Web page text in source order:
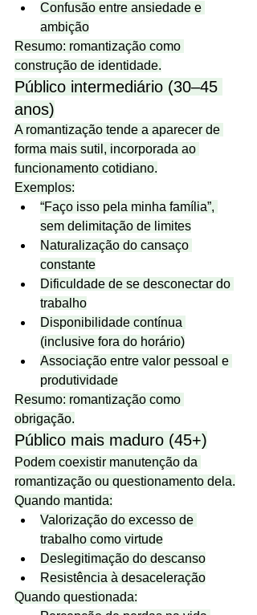
Confusão entre ansiedade e
ambição
Resumo: romantização como
construção de identidade.
Público intermediário (30–45
anos)
A romantização tende a aparecer de
forma mais sutil, incorporada ao
funcionamento cotidiano.
Exemplos:
“Faço isso pela minha família”,
sem delimitação de limites
Naturalização do cansaço
constante
Dificuldade de se desconectar do
trabalho
Disponibilidade contínua
(inclusive fora do horário)
Associação entre valor pessoal e
produtividade
Resumo: romantização como
obrigação.
Público mais maduro (45+)
Podem coexistir manutenção da
romantização ou questionamento dela.
Quando mantida:
Valorização do excesso de
trabalho como virtude
Deslegitimação do descanso
Resistência à desaceleração
Quando questionada: